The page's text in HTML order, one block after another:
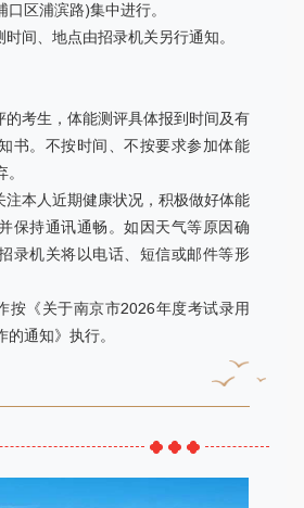
区浦滨路)集中进行。
间、地点由招录机关另行通知。
的考生，体能测评具体报到时间及有
书。不按时间、不按要求参加体能
注本人近期健康状况，积极做好体能
保持通讯通畅。如因天气等原因确
录机关将以电话、短信或邮件等形
按《关于南京市2026年度考试录用
通知》执行。